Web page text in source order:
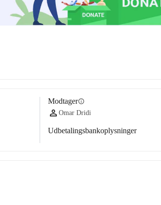
Modtagerinfo
Omar Dridi
Udbetalingsbankoplysninger